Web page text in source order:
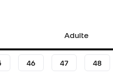
Adulte
46 47 48